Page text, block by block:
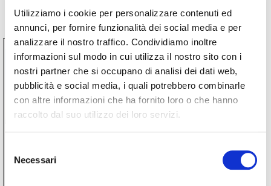
Utilizziamo i cookie per personalizzare contenuti ed
annunci, per fornire funzionalità dei social media e per
analizzare il nostro traffico. Condividiamo inoltre
informazioni sul modo in cui utilizza il nostro sito con i
nostri partner che si occupano di analisi dei dati web,
pubblicità e social media, i quali potrebbero combinarle
con altre informazioni che ha fornito loro o che hanno
raccolto dal suo utilizzo dei loro servizi.
delNecessari
30
Eventi